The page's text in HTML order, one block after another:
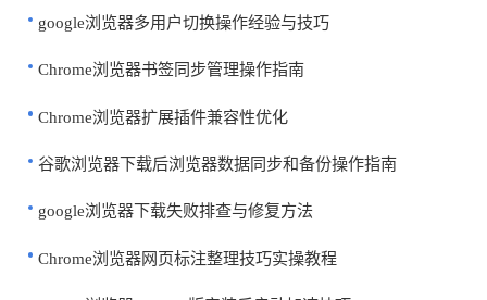
google浏览器多用户切换操作经验与技巧
Chrome浏览器书签同步管理操作指南
Chrome浏览器扩展插件兼容性优化
谷歌浏览器下载后浏览器数据同步和备份操作指南
google浏览器下载失败排查与修复方法
Chrome浏览器网页标注整理技巧实操教程